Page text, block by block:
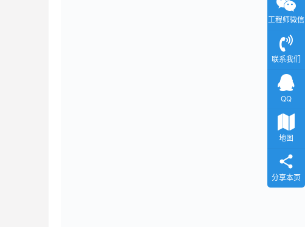
工程师微信
联系我们
QQ
地图
分享本页